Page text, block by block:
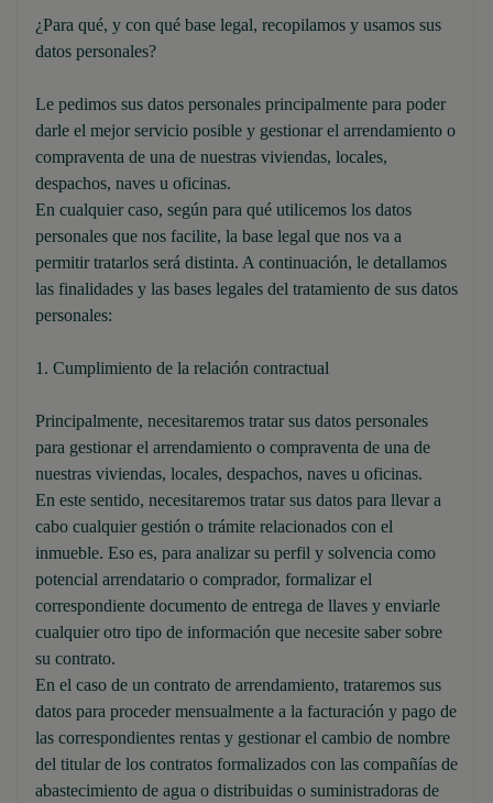
¿Para qué, y con qué base legal, recopilamos y usamos sus
datos personales?
Le pedimos sus datos personales principalmente para poder
darle el mejor servicio posible y gestionar el arrendamiento o
compraventa de una de nuestras viviendas, locales,
despachos, naves u oficinas.
En cualquier caso, según para qué utilicemos los datos
personales que nos facilite, la base legal que nos va a
permitir tratarlos será distinta. A continuación, le detallamos
las finalidades y las bases legales del tratamiento de sus datos
personales:
1. Cumplimiento de la relación contractual
Principalmente, necesitaremos tratar sus datos personales
para gestionar el arrendamiento o compraventa de una de
nuestras viviendas, locales, despachos, naves u oficinas.
En este sentido, necesitaremos tratar sus datos para llevar a
cabo cualquier gestión o trámite relacionados con el
inmueble. Eso es, para analizar su perfil y solvencia como
potencial arrendatario o comprador, formalizar el
correspondiente documento de entrega de llaves y enviarle
cualquier otro tipo de información que necesite saber sobre
su contrato.
En el caso de un contrato de arrendamiento, trataremos sus
datos para proceder mensualmente a la facturación y pago de
las correspondientes rentas y gestionar el cambio de nombre
del titular de los contratos formalizados con las compañías de
abastecimiento de agua o distribuidas o suministradoras de